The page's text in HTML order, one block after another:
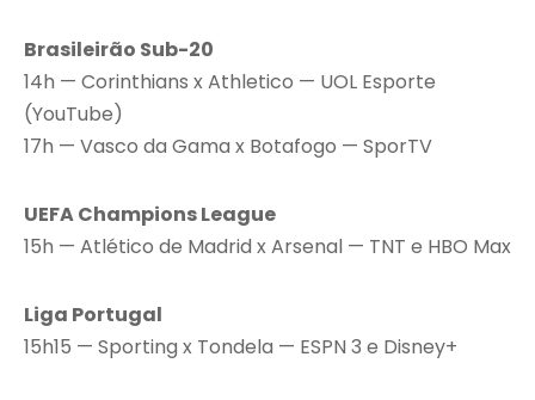
Brasileirão Sub-20
14h — Corinthians x Athletico — UOL Esporte
(YouTube)
17h — Vasco da Gama x Botafogo — SporTV
UEFA Champions League
15h — Atlético de Madrid x Arsenal — TNT e HBO Max
Liga Portugal
15h15 — Sporting x Tondela — ESPN 3 e Disney+